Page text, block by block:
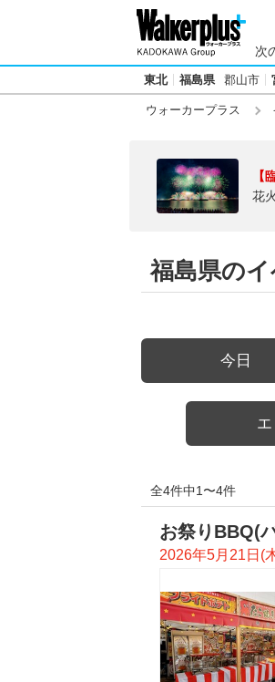
次
東北 福島県 郡山市
ウォーカープラス
【
花
福島県のイ
今日
全4件中1〜4件
お祭りBBQ(
2026年5月21日(